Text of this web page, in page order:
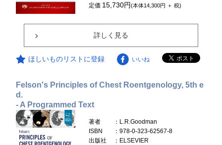
定価 15,730円(本体14,300円 ＋ 税)
詳しく見る
ほしいものリストに登録 いいね
Felson's Principles of Chest Roentgenology, 5th e
d.
- A Programmed Text
著者
：L.R.Goodman
ISBN
：978-0-323-62567-8
出版社
：ELSEVIER